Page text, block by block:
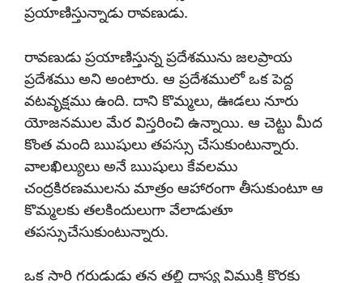
ప్రయాణిస్తున్నాడు రావణుడు.
రావణుడు ప్రయాణిస్తున్న ప్రదేశమును జలప్రాయ
ప్రదేశము అని అంటారు. ఆ ప్రదేశములో ఒక పెద్ద
వటవృక్షము ఉంది. దాని కొమ్మలు, ఊడలు నూరు
యోజనముల మేర విస్తరించి ఉన్నాయి. ఆ చెట్టు మీద
కొంత మంది ఋషులు తపస్సు చేసుకుంటున్నారు.
వాలఖిల్యులు అనే ఋషులు కేవలము
చంద్రకిరణములను మాత్రం ఆహారంగా తీసుకుంటూ ఆ
కొమ్మలకు తలకిందులుగా వేలాడుతూ
తపస్సుచేసుకుంటున్నారు.
ఒక సారి గరుడుడు తన తల్లి దాస్య విముక్తి కొరకు